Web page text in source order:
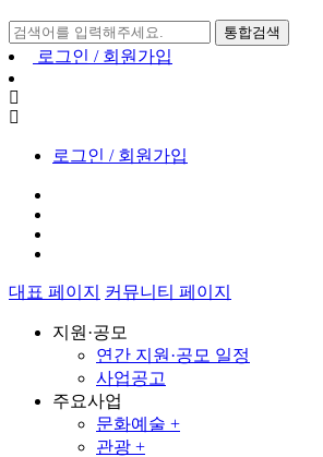
통합검색
로그인 / 회원가입
로그인 / 회원가입
대표 페이지 커뮤니티 페이지
지원·공모
연간 지원·공모 일정
사업공고
주요사업
문화예술 +
관광 +